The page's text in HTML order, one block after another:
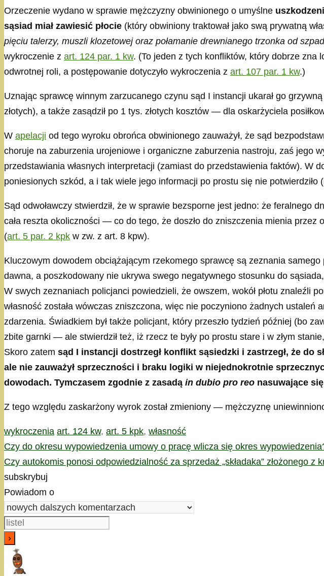
Orzeczenie wydano w sprawie mężczyzny obwinionego o umyślne
sąsiad miał zawiesić płocie (który obwiniony traktował jako swą prywatną
pięciu talerzy, muszli klozetowej oraz połamanie drewnianego trzonka od
wykroczenie z art. 124 par. 1 kw. (To jeden z tych konfliktów, który dobrze
odwrotnej roli, a postępowanie dotyczyło wykroczenia z art. 107 par. 1 kw.)
Uznając sprawcę winnym zarzucanego czynu sąd I instancji ukarał go
złotych), a także zasądził po 1 tys. złotych kosztów — dla oskarżyciela
W apelacji od tego wyroku obrońca obwinionego zauważył, że sąd
choruje na zaburzenia urojeniowe i organiczne zaburzenia nastroju, zaś jego
przedstawiania własnych interpretacji (zamiast do przedstawienia faktów). W
poniesionych szkód, a i tak wiele jego informacji po prostu się nie potwierdziło
Sąd odwoławczy stwierdził, że w sprawie bezsporne jest jedno: że feralnego
cała reszta okoliczności — co do tego, że doszło do zniszczenia mienia
(art. 5 par. 2 kpk w zw. z art. 8 kpw).
Kluczowym dowodem obciążającym rzekomego sprawcę są zeznania
dawna, a poszkodowany nie ukrywa swego negatywnego stosunku do
W swych zeznaniach policjanci powiedzieli, że owszem, wokół płotu znaleźli
własność została wówczas zniszczona, więc nie poczyniono żadnych
zdarzenia. Świadkiem był także policjant, który przeszło tydzień później (bo
zbite garnki — ale stwierdził też, iż rzecz te były po prostu stare i w złym
Skoro zatem sąd I instancji dostrzegł konflikt sąsiedzki i zastrzegł, że
ale nie zauważył sprzeczności i braku logiki w niejednokrotnie
dowodach. Tymczasem zgodnie z zasadą in dubio pro reo nasuwające
Z tego względu zaskarżony wyrok został zmieniony — mężczyznę
Kategorie
wykroczenia Tagi
art. 124 kw, art. 5 kpk, własność
Czy do okresu wypowiedzenia umowy o pracę wlicza się okres
Czy autokomis ponosi odpowiedzialność za sprzedaż „składaka” złożonego z
subskrybuj
Powiadom o